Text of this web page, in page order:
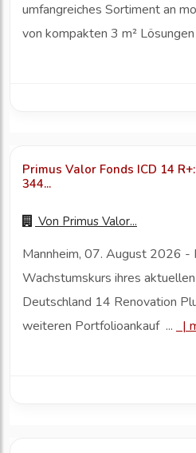
umfangreiches Sortiment an
von kompakten 3 m²
Primus Valor Fonds ICD 14
344...
Von Primus Valor...
Mannheim, 07. August 2026 -
Wachstumskurs ihres
Deutschland 14 Renovation
weiteren Portfolioankauf ...
|